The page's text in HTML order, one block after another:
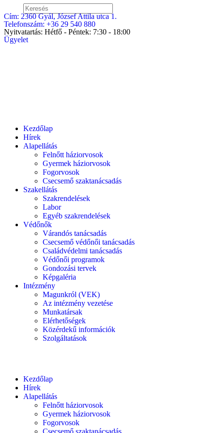
Cím: 2360 Gyál, József Attila utca 1.
Telefonszám: +36 29 540 880
Nyitvatartás: Hétfő - Péntek: 7:30 - 18:00
Ügyelet
Kezdőlap
Hírek
Alapellátás
Felnőtt háziorvosok
Gyermek háziorvosok
Fogorvosok
Csecsemő szaktanácsadás
Szakellátás
Szakrendelések
Labor
Egyéb szakrendelések
Védőnők
Várandós tanácsadás
Csecsemő védőnői tanácsadás
Családvédelmi tanácsadás
Védőnői programok
Gondozási tervek
Képgaléria
Intézmény
Magunkról (VEK)
Az intézmény vezetése
Munkatársak
Elérhetőségek
Közérdekű információk
Szolgáltatások
Kezdőlap
Hírek
Alapellátás
Felnőtt háziorvosok
Gyermek háziorvosok
Fogorvosok
Csecsemő szaktanácsadás